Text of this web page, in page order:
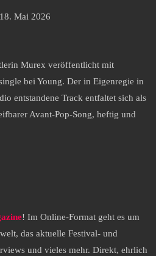
18. Mai 2026
Murex veröffentlicht mit
bei Young. Der in Eigenregie in
entstandene Track entfaltet sich als
Avant‑Pop-Song, heftig und
! Im Online-Format geht es um
das aktuelle Festival- und
und vieles mehr. Direkt, ehrlich